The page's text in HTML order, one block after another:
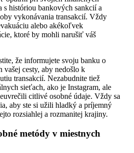
s históriou bankových sankcií a
vykonávania transakcií. Vždy
alebo akékoľvek
ktoré by mohli narušiť váš
že informujete svoju banku o
vašej cesty, aby nedošlo k
transakcií. Nezabudnite tiež
sieťach, ako je Instagram, ale
citlivé osobné údaje. Vždy sa
aby ste si užili hladký a príjemný
rozsiahlej a rozmanitej krajiny.
metódy v miestnych